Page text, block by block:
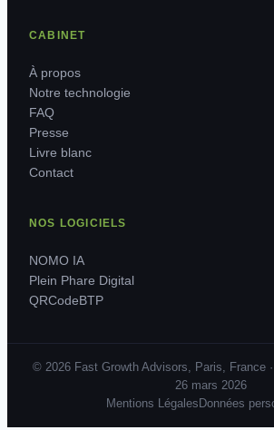
CABINET
À propos
Notre technologie
FAQ
Presse
Livre blanc
Contact
NOS LOGICIELS
NOMO IA
Plein Phare Digital
QRCodeBTP
© 2026 Fast Growth Advisors, Paris, France
26 mars 2026
Mentions Légales Données